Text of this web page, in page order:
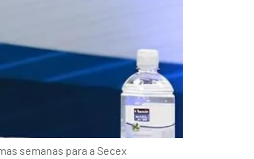
semanas para a Secex